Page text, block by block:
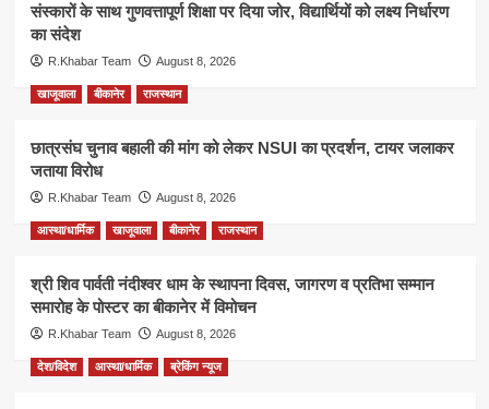
संस्कारों के साथ गुणवत्तापूर्ण शिक्षा पर दिया जोर, विद्यार्थियों को लक्ष्य निर्धारण
का संदेश
R.Khabar Team August 8, 2026
खाजूवाला बीकानेर राजस्थान
छात्रसंघ चुनाव बहाली की मांग को लेकर NSUI का प्रदर्शन, टायर जलाकर
जताया विरोध
R.Khabar Team August 8, 2026
आस्था/धार्मिक खाजूवाला बीकानेर राजस्थान
श्री शिव पार्वती नंदीश्वर धाम के स्थापना दिवस, जागरण व प्रतिभा सम्मान
समारोह के पोस्टर का बीकानेर में विमोचन
R.Khabar Team August 8, 2026
देश/विदेश आस्था/धार्मिक ब्रेकिंग न्यूज